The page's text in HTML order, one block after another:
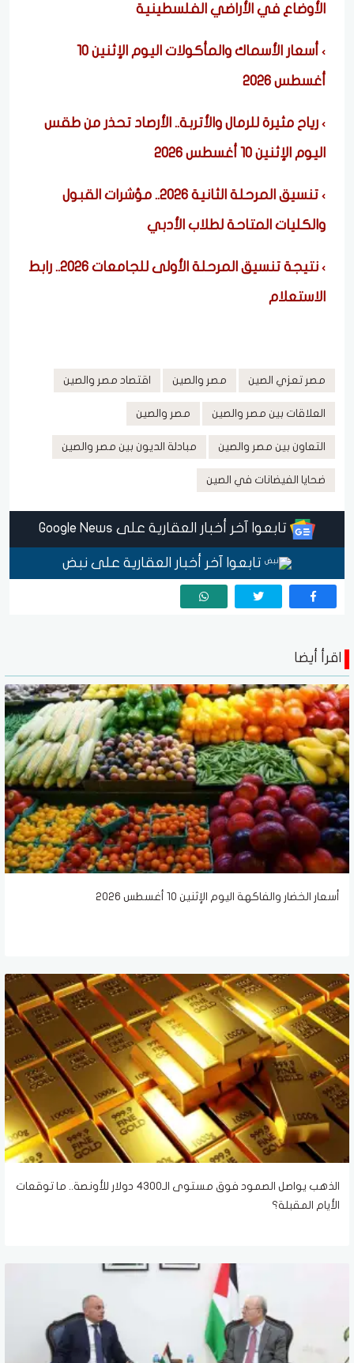
الأوضاع في الأراضي الفلسطينية
أسعار الأسماك والمأكولات اليوم الإثنين 10
أغسطس 2026
رياح مثيرة للرمال والأتربة.. الأرصاد تحذر من طقس
اليوم الإثنين 10 أغسطس 2026
تنسيق المرحلة الثانية 2026.. مؤشرات القبول
والكليات المتاحة لطلاب الأدبي
نتيجة تنسيق المرحلة الأولى للجامعات 2026.. رابط
الاستعلام
مصر تعزي الصين مصر والصين اقتصاد مصر والصين
العلاقات بين مصر والصين مصر والصين
التعاون بين مصر والصين مبادلة الديون بين مصر والصين
ضحايا الفيضانات في الصين
تابعوا آخر أخبار العقارية على Google News
تابعوا آخر أخبار العقارية على نبض
اقرأ أيضا
أسعار الخضار والفاكهة اليوم الإثنين 10 أغسطس 2026
الذهب يواصل الصمود فوق مستوى الـ4300 دولار للأونصة.. ما توقعات
الأيام المقبلة؟